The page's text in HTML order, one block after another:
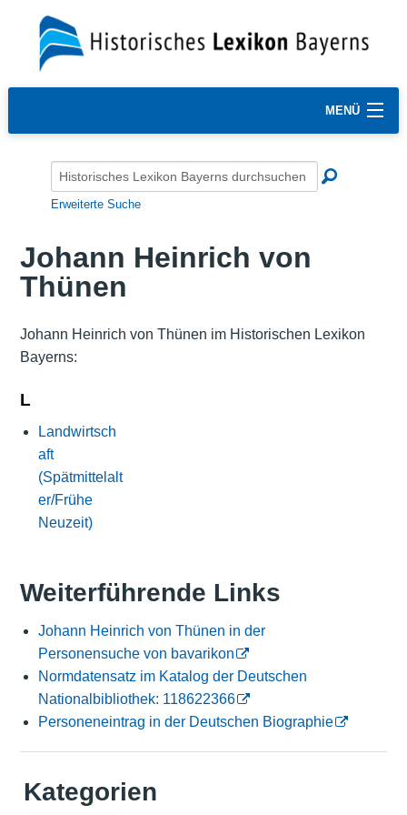
MENÜ
Erweiterte Suche
Johann Heinrich von
Thünen
Johann Heinrich von Thünen im Historischen Lexikon
Bayerns:
L
Landwirtsch
aft
(Spätmittelalt
er/Frühe
Neuzeit)
Weiterführende Links
Johann Heinrich von Thünen in der
Personensuche von bavarikon
Normdatensatz im Katalog der Deutschen
Nationalbibliothek: 118622366
Personeneintrag in der Deutschen Biographie
Kategorien